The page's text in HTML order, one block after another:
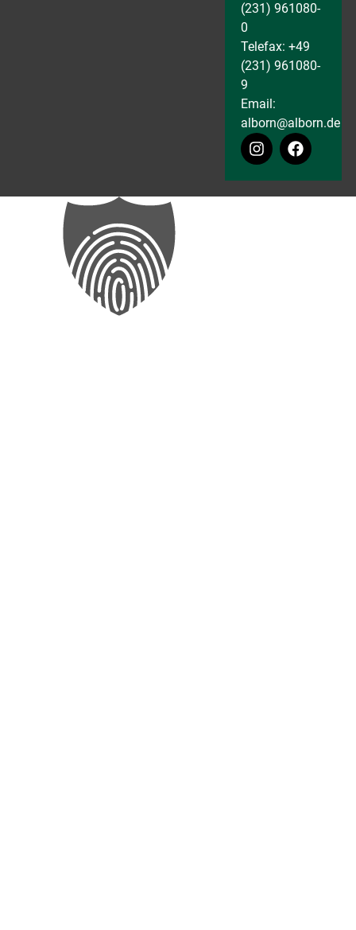
(231) 961080-
0
Telefax: +49
(231) 961080-
9
Email:
alborn@alborn.de